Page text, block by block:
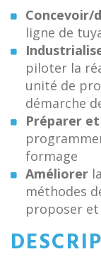
Concevoir/
ligne de
piloter la
unité de
démarche
Préparer
formage
Améliorer
méthodes
proposer